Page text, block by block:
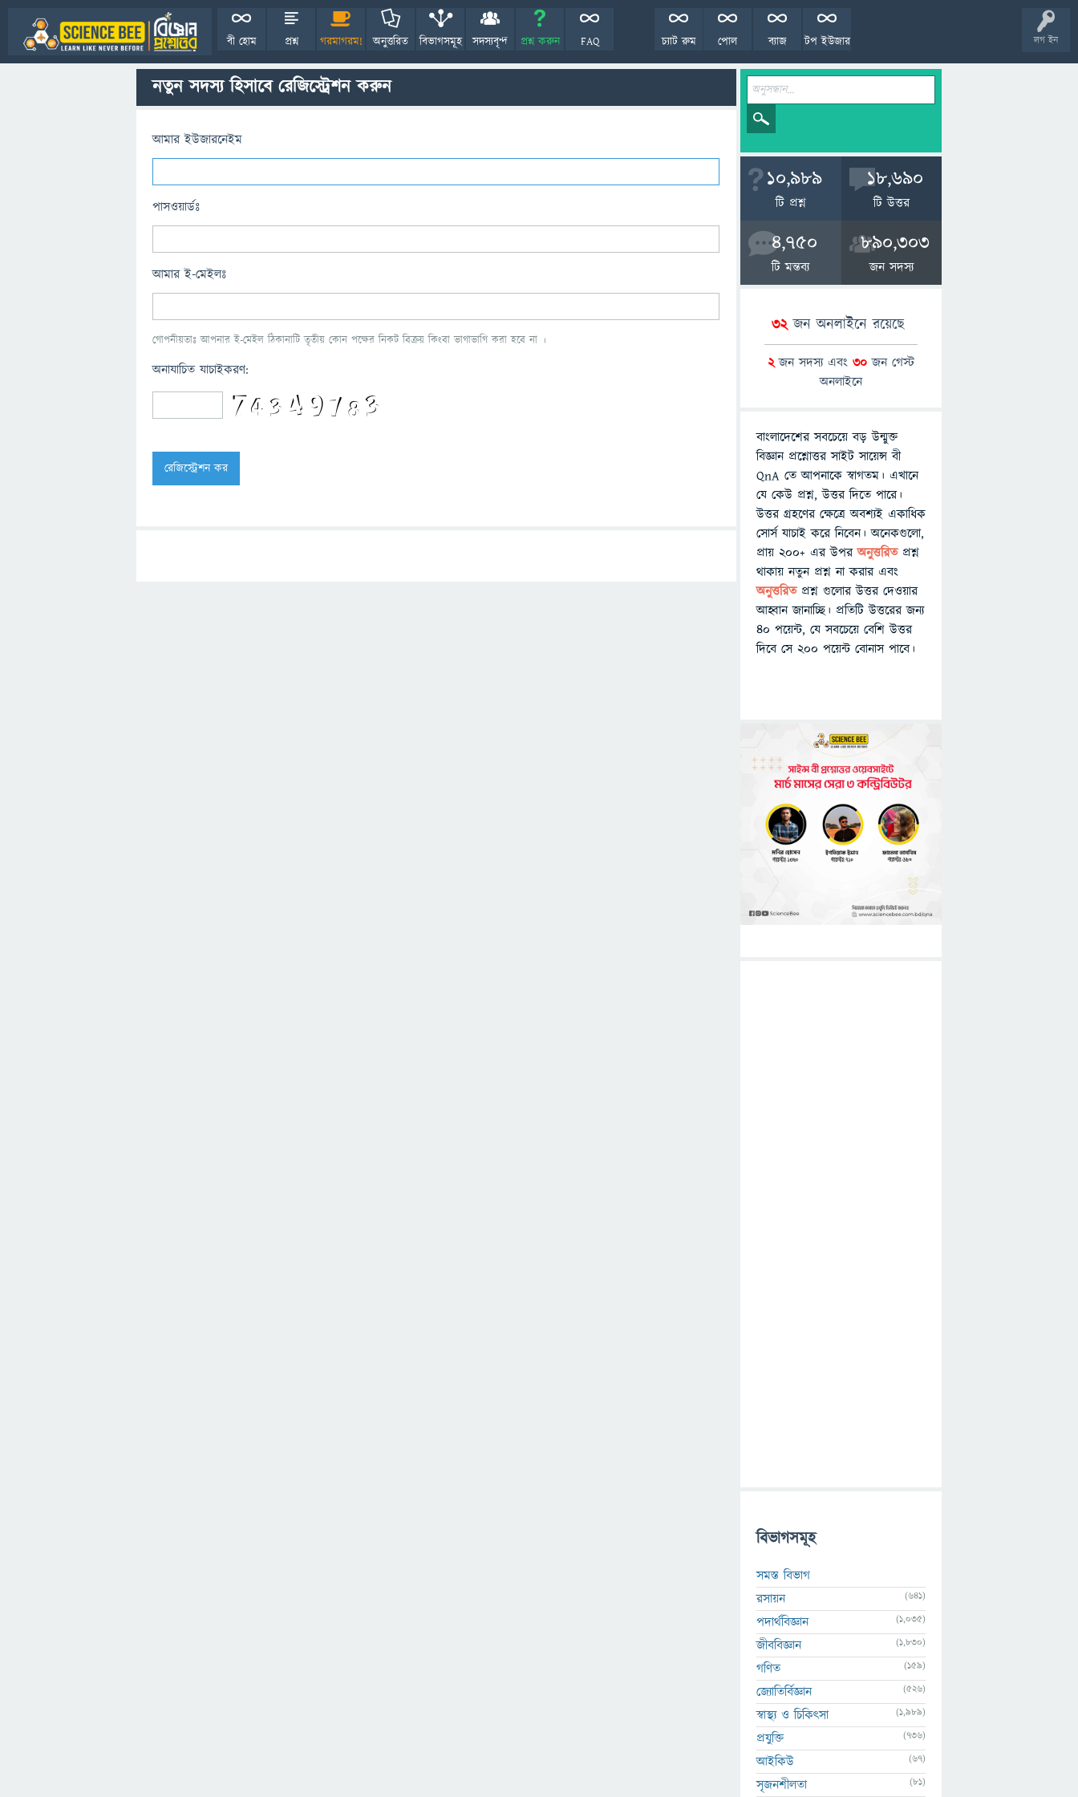
লগ ইন
বী হোম প্রশ্ন গরমাগরম! অনুত্তরিত বিভাগসমূহ সদস্যবৃন্দ প্রশ্ন করুন FAQ টপ ইউজার
ব্যাজ
পোল
চ্যাট রুম
নতুন সদস্য হিসাবে রেজিস্ট্রেশন করুন
আমার ইউজারনেইম
পাসওয়ার্ডঃ
আমার ই-মেইলঃ
গোপনীয়তাঃ আপনার ই-মেইল ঠিকানাটি তৃতীয় কোন পক্ষের নিকট বিক্রয় কিংবা ভাগাভাগি করা হবে না ।
অনাযাচিত যাচাইকরণ:
10,989
টি প্রশ্ন
18,690
টি উত্তর
4,750
টি মন্তব্য
890,303
জন সদস্য
32জন অনলাইনে রয়েছে
2জন সদস্য এবং 30 জন গেস্ট
অনলাইনে
বাংলাদেশের সবচেয়ে বড় উন্মুক্ত
বিজ্ঞান প্রশ্নোত্তর সাইট সায়েন্স বী
QnA তে আপনাকে স্বাগতম। এখানে
যে কেউ প্রশ্ন, উত্তর দিতে পারে।
উত্তর গ্রহণের ক্ষেত্রে অবশ্যই একাধিক
সোর্স যাচাই করে নিবেন। অনেকগুলো,
প্রায় ২০০+ এর উপরঅনুত্তরিতপ্রশ্ন
থাকায় নতুন প্রশ্ন না করার এবং
অনুত্তরিত প্রশ্ন গুলোর উত্তর দেওয়ার
আহ্বান জানাচ্ছি। প্রতিটি উত্তরের জন্য
৪০ পয়েন্ট, যে সবচেয়ে বেশি উত্তর
দিবে সে ২০০ পয়েন্ট বোনাস পাবে।
বিভাগসমূহ
সমস্ত বিভাগ
রসায়ন
(641)
পদার্থবিজ্ঞান (1,035)
জীববিজ্ঞান (1,830)
গণিত (159)
জ্যোতির্বিজ্ঞান (526)
স্বাস্থ্য ও চিকিৎসা (1,989)
প্রযুক্তি (736)
আইকিউ (67)
সৃজনশীলতা (81)